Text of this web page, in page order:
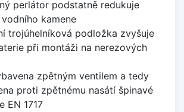
perlátor podstatně redukuje
kamene
trojúhelníková podložka zvyšuje
při montáži na nerezových
zpětným ventilem a tedy
proti zpětnému nasátí špinavé
EN 1717